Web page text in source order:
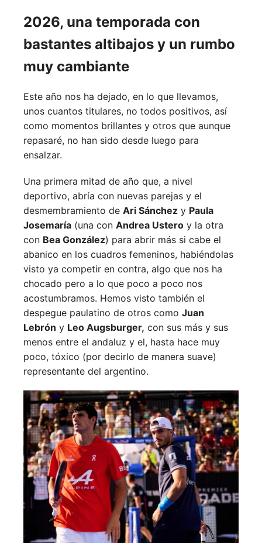
2026, una temporada con
bastantes altibajos y un rumbo
muy cambiante
Este año nos ha dejado, en lo que llevamos,
unos cuantos titulares, no todos positivos, así
como momentos brillantes y otros que aunque
repasaré, no han sido desde luego para
ensalzar.
Una primera mitad de año que, a nivel
deportivo, abría con nuevas parejas y el
desmembramiento de Ari Sánchez y Paula
Josemaría (una con Andrea Ustero y la otra
con Bea González) para abrir más si cabe el
abanico en los cuadros femeninos, habiéndolas
visto ya competir en contra, algo que nos ha
chocado pero a lo que poco a poco nos
acostumbramos. Hemos visto también el
despegue paulatino de otros como Juan
Lebrón y Leo Augsburger, con sus más y sus
menos entre el andaluz y el, hasta hace muy
poco, tóxico (por decirlo de manera suave)
representante del argentino.